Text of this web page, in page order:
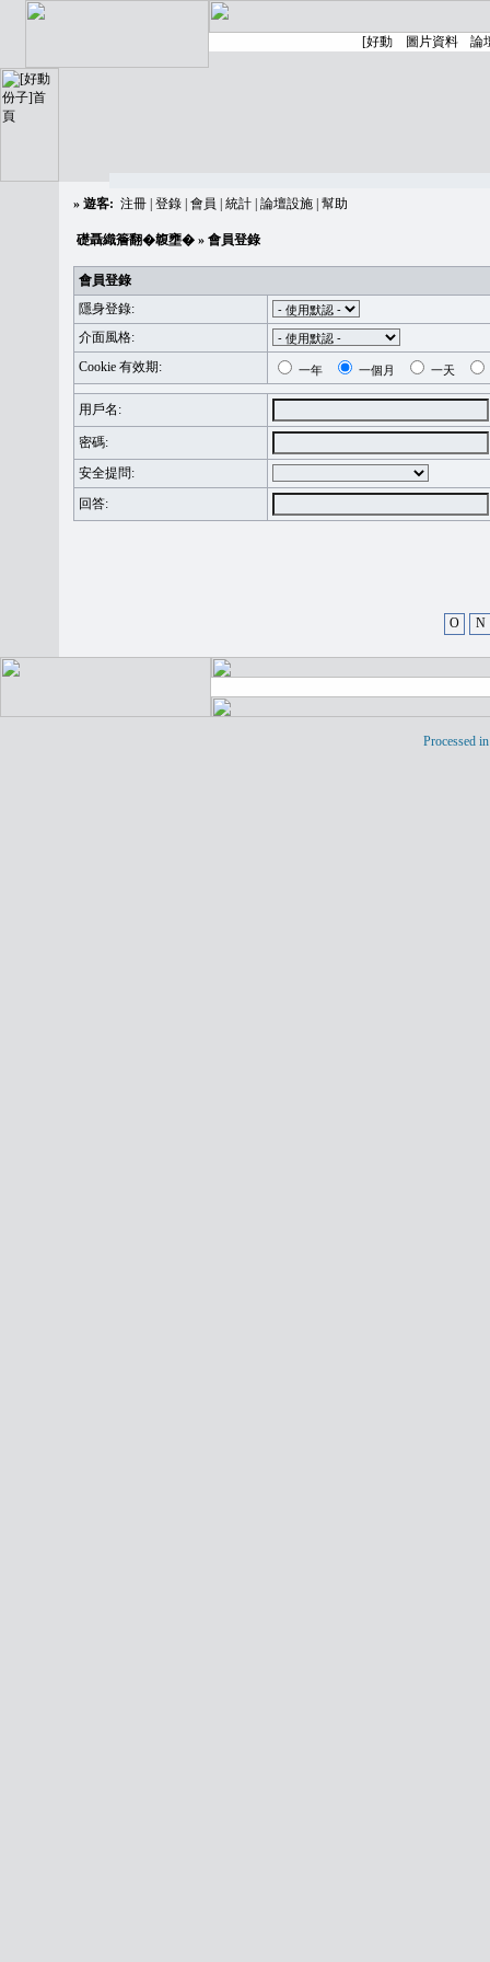
» 遊客: 注冊 登錄 會員 統計 論壇設施 幫助
礎聶織簷翻�䪖壅� » 會員登錄
會員登錄
隱身登錄:
介面風格:
Cookie 有效期:
一年 一個月 一天
用戶名:
密碼:
安全提問:
回答:
O N
Processed